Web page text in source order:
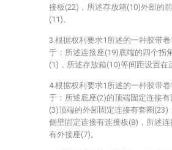
接板(22)，所述存放箱(10)外部的
(11)。
3.根据权利要求1所述的一种胶带
于：所述连接座(19)底端的四个拐
(1)，所述存放箱(10)等间距设置在
4.根据权利要求1所述的一种胶带
于：所述底座(2)的顶端固定连接
(3)顶端的外部固定连接有套圈(23)
侧壁固定连接有连接板(8)，所述
有外接座(7)。